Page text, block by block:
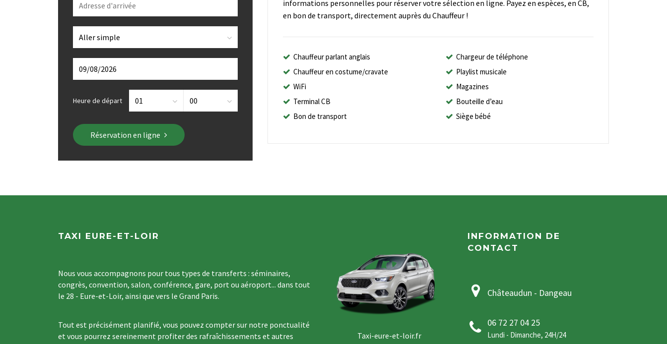
Heure de départ
Réservation en ligne
informations personnelles pour réserver votre sélection en ligne. Payez en espèces, en CB,
en bon de transport, directement auprès du Chauffeur !
Chauffeur parlant anglais
Chauffeur en costume/cravate
WiFi
Terminal CB
Bon de transport
Chargeur de téléphone
Playlist musicale
Magazines
Bouteille d’eau
Siège bébé
TAXI EURE-ET-LOIR
Nous vous accompagnons pour tous types de transferts : séminaires,
congrès, convention, salon, conférence, gare, port ou aéroport... dans tout
le 28 - Eure-et-Loir, ainsi que vers le Grand Paris.
Tout est précisément planifié, vous pouvez compter sur notre ponctualité
et vous pourrez sereinement profiter des rafraîchissements et autres
Taxi-eure-et-loir.fr
INFORMATION DE
CONTACT
Châteaudun - Dangeau
06 72 27 04 25
Lundi - Dimanche, 24H/24